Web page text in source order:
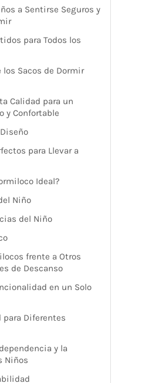
a Sentirse Seguros y
para Todos los
Sacos de Dormir
Calidad para un
y Confortable
para Llevar a
Ideal?
Niño
del Niño
frente a Otros
de Descanso
en un Solo
Diferentes
y la
Niños